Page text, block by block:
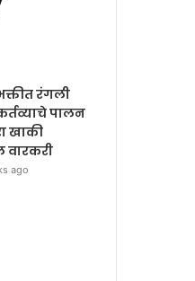
रंगली
पालन
खाकी
वारकरी
ago